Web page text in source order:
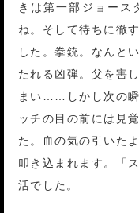
きは第一部ジョース
ね。そして待ちに徹
した。拳銃。なんと
たれる凶弾。父を害
まい……しかし次の
ッチの目の前には見
た。血の気の引いた
叩き込まれます。「
活でした。